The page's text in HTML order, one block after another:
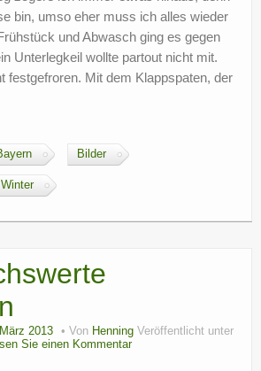
bin, umso eher muss ich alles wieder
und Abwasch ging es gegen
Unterlegkeil wollte partout nicht mit.
festgefroren. Mit dem Klappspaten, der
Bilder
Winter
2013 Von Henning Veröffentlicht unter
Sie einen Kommentar